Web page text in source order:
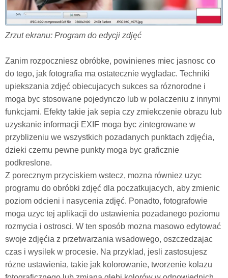
Zrzut ekranu: Program do edycji zdjęć
Zanim rozpoczniesz obróbke, powinienes miec jasnosc co
do tego, jak fotografia ma ostatecznie wygladac. Techniki
upiekszania zdjęć obiecujacych sukces sa róznorodne i
moga byc stosowane pojedynczo lub w polaczeniu z innymi
funkcjami. Efekty takie jak sepia czy zmiekczenie obrazu lub
uzyskanie informacji EXIF moga byc zintegrowane w
przyblizeniu we wszystkich pozadanych punktach zdjęćia,
dzieki czemu pewne punkty moga byc graficznie
podkreslone.
Z porecznym przyciskiem wstecz, mozna równiez uzyc
programu do obróbki zdjęć dla poczatkujacych, aby zmienic
poziom odcieni i nasycenia zdjęć. Ponadto, fotografowie
moga uzyc tej aplikacji do ustawienia pozadanego poziomu
rozmycia i ostrosci. W ten sposób mozna masowo edytować
swoje zdjęćia z przetwarzania wsadowego, oszczedzajac
czas i wysilek w procesie. Na przyklad, jesli zastosujesz
rózne ustawienia, takie jak kolorowanie, tworzenie kolazu